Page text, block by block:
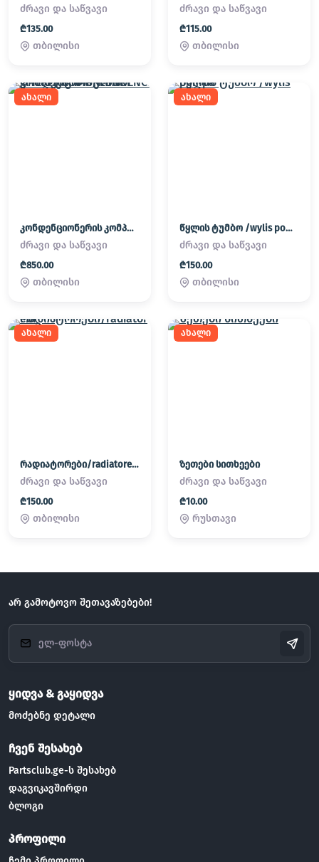
ძრავი და საწვავი
₾135.00
თბილისი
ძრავი და საწვავი
₾115.00
თბილისი
ახალი
კონდენციონერის კომპრესორი/KONDENCIONERIS KOMPRESORI
ძრავი და საწვავი
₾850.00
თბილისი
ახალი
წყლის ტუმბო /wylis pompa
ძრავი და საწვავი
₾150.00
თბილისი
ახალი
რადიატორები/radiatorebi
ძრავი და საწვავი
₾150.00
თბილისი
ახალი
ზეთები სითხეები
ძრავი და საწვავი
₾10.00
რუსთავი
არ გამოტოვო შეთავაზებები!
ყიდვა & გაყიდვა
მოძებნე დეტალი
ჩვენ შესახებ
Partsclub.ge-ს შესახებ
დაგვიკავშირდი
ბლოგი
პროფილი